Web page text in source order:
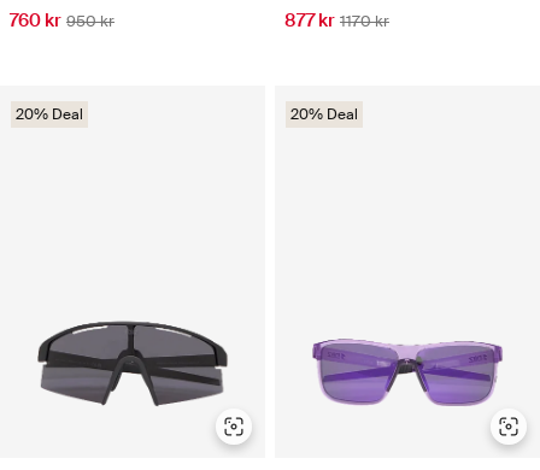
760 kr 950 kr 877 kr 1170 kr
20% Deal 20% Deal